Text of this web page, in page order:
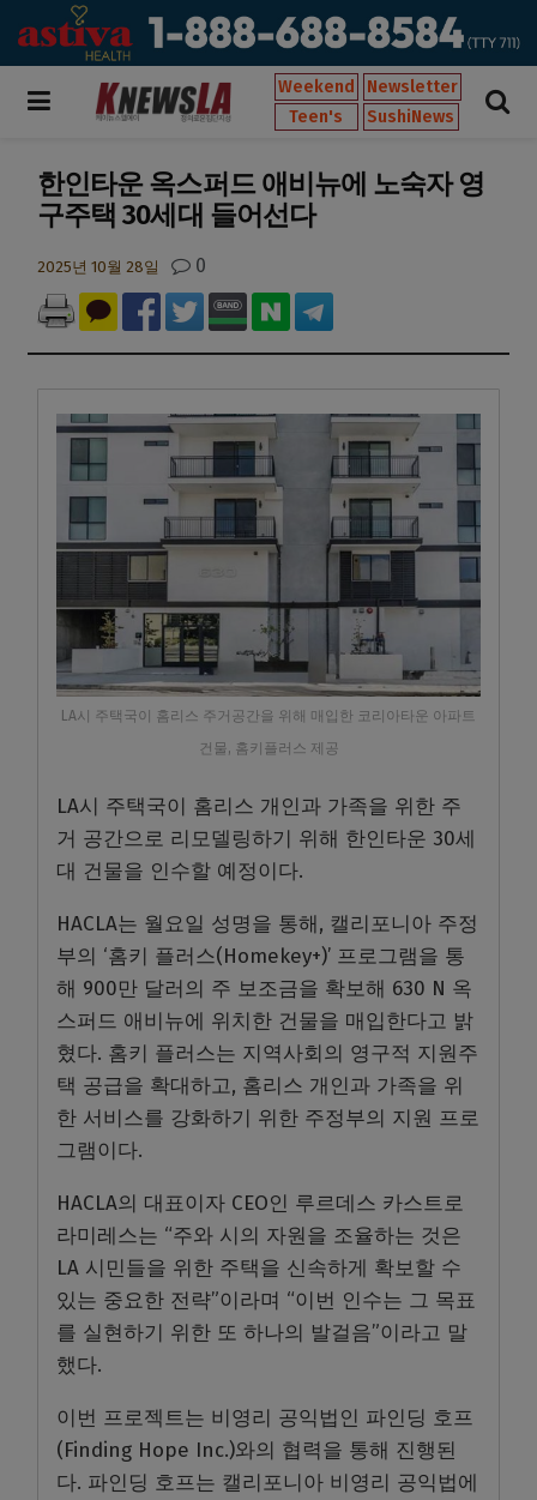
Weekend
Newsletter
Teen's
SushiNews
한인타운 옥스퍼드 애비뉴에 노숙자 영
구주택 30세대 들어선다
2025년 10월 28일 0
LA시 주택국이 홈리스 주거공간을 위해 매입한 코리아타운 아파트
건물, 홈키플러스 제공
LA시 주택국이 홈리스 개인과 가족을 위한 주
거 공간으로 리모델링하기 위해 한인타운 30세
대 건물을 인수할 예정이다.
HACLA는 월요일 성명을 통해, 캘리포니아 주정
부의 ‘홈키 플러스(Homekey+)’ 프로그램을 통
해 900만 달러의 주 보조금을 확보해 630 N 옥
스퍼드 애비뉴에 위치한 건물을 매입한다고 밝
혔다. 홈키 플러스는 지역사회의 영구적 지원주
택 공급을 확대하고, 홈리스 개인과 가족을 위
한 서비스를 강화하기 위한 주정부의 지원 프로
그램이다.
HACLA의 대표이자 CEO인 루르데스 카스트로
라미레스는 “주와 시의 자원을 조율하는 것은
LA 시민들을 위한 주택을 신속하게 확보할 수
있는 중요한 전략”이라며 “이번 인수는 그 목표
를 실현하기 위한 또 하나의 발걸음”이라고 말
했다.
이번 프로젝트는 비영리 공익법인 파인딩 호프
(Finding Hope Inc.)와의 협력을 통해 진행된
다. 파인딩 호프는 캘리포니아 비영리 공익법에